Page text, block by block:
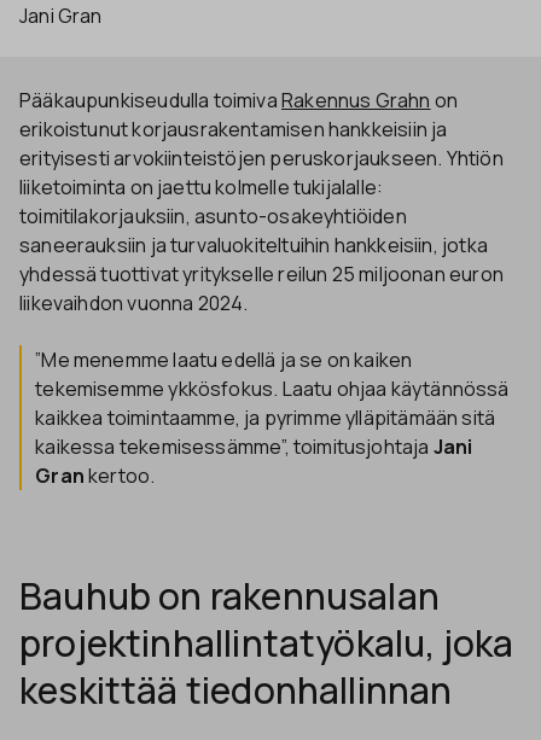
Jani Gran
Pääkaupunkiseudulla toimivaRakennus Grahn on
erikoistunut korjausrakentamisen hankkeisiin ja
erityisesti arvokiinteistöjen peruskorjaukseen. Yhtiön
liiketoiminta on jaettu kolmelle tukijalalle:
toimitilakorjauksiin, asunto-osakeyhtiöiden
saneerauksiin ja turvaluokiteltuihin hankkeisiin, jotka
yhdessä tuottivat yritykselle reilun 25 miljoonan euron
liikevaihdon vuonna 2024.
”Me menemme laatu edellä ja se on kaiken
tekemisemme ykkösfokus. Laatu ohjaa käytännössä
kaikkea toimintaamme, ja pyrimme ylläpitämään sitä
kaikessa tekemisessämme”, toimitusjohtaja Jani
Grankertoo.
Bauhub on rakennusalan
projektinhallintatyökalu, joka
keskittää tiedonhallinnan